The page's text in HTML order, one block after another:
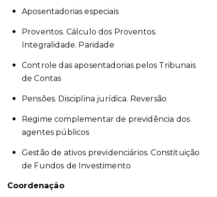
Aposentadorias especiais
Proventos. Cálculo dos Proventos.
Integralidade. Paridade
Controle das aposentadorias pelos Tribunais
de Contas
Pensões. Disciplina jurídica. Reversão
Regime complementar de previdência dos
agentes públicos
Gestão de ativos previdenciários. Constituição
de Fundos de Investimento
Coordenação